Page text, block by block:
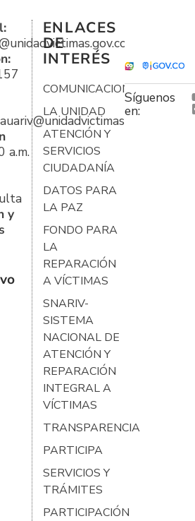
a.m.
y
ENLACES
DE
INTERÉS
COMUNICACIONES
LA UNIDAD
ATENCIÓN Y
SERVICIOS
CIUDADANÍA
DATOS PARA
LA PAZ
FONDO PARA
LA
REPARACIÓN
A VÍCTIMAS
SNARIV-
SISTEMA
NACIONAL DE
ATENCIÓN Y
REPARACIÓN
INTEGRAL A
VÍCTIMAS
TRANSPARENCIA
PARTICIPA
SERVICIOS Y
TRÁMITES
PARTICIPACIÓN
Síguenos
en: